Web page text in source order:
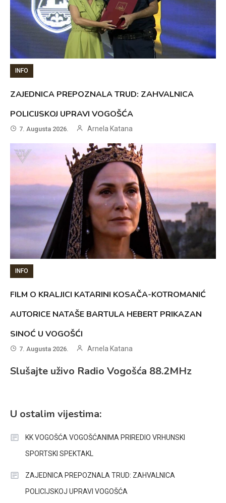
INFO
ZAJEDNICA PREPOZNALA TRUD: ZAHVALNICA
POLICIJSKOJ UPRAVI VOGOŠĆA
7. Augusta 2026. Arnela Katana
INFO
FILM O KRALJICI KATARINI KOSAČA-KOTROMANIĆ
AUTORICE NATAŠE BARTULA HEBERT PRIKAZAN
SINOĆ U VOGOŠĆI
7. Augusta 2026. Arnela Katana
Slušajte uživo Radio Vogošća 88.2MHz
U ostalim vijestima:
KK VOGOŠĆA VOGOŠĆANIMA PRIREDIO VRHUNSKI
SPORTSKI SPEKTAKL
ZAJEDNICA PREPOZNALA TRUD: ZAHVALNICA
POLICIJSKOJ UPRAVI VOGOŠĆA